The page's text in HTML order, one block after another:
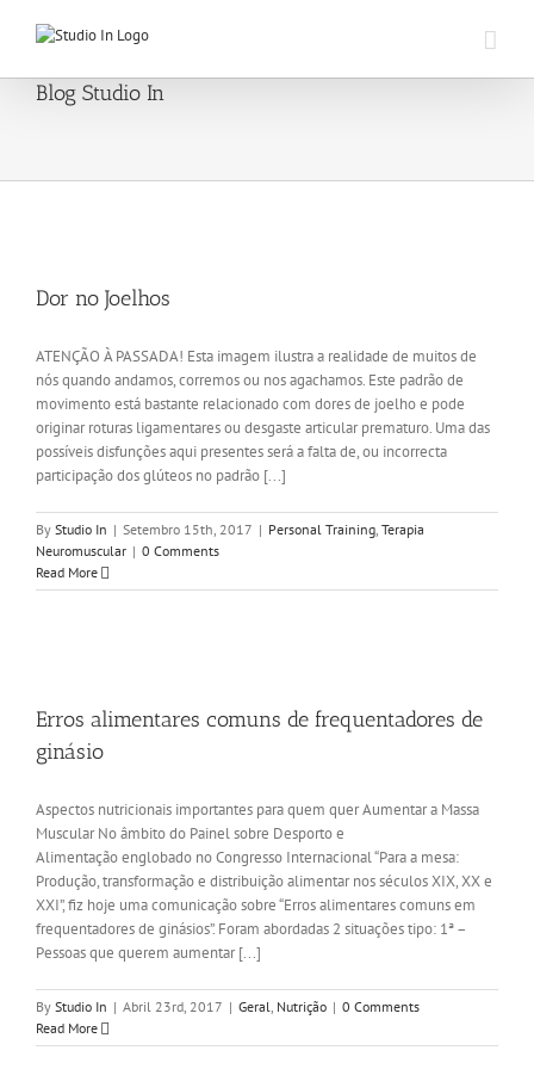
Blog Studio In
Dor no Joelhos
ATENÇÃO À PASSADA! Esta imagem ilustra a realidade de muitos de
nós quando andamos, corremos ou nos agachamos. Este padrão de
movimento está bastante relacionado com dores de joelho e pode
originar roturas ligamentares ou desgaste articular prematuro. Uma das
possíveis disfunções aqui presentes será a falta de, ou incorrecta
participação dos glúteos no padrão [...]
By Studio In | Setembro 15th, 2017 | Personal Training, Terapia
Neuromuscular | 0 Comments
Read More
Erros alimentares comuns de frequentadores de
ginásio
Aspectos nutricionais importantes para quem quer Aumentar a Massa
Muscular No âmbito do Painel sobre Desporto e
Alimentação englobado no Congresso Internacional “Para a mesa:
Produção, transformação e distribuição alimentar nos séculos XIX, XX e
XXI”, fiz hoje uma comunicação sobre “Erros alimentares comuns em
frequentadores de ginásios”. Foram abordadas 2 situações tipo: 1ª –
Pessoas que querem aumentar [...]
By Studio In | Abril 23rd, 2017 | Geral, Nutrição | 0 Comments
Read More